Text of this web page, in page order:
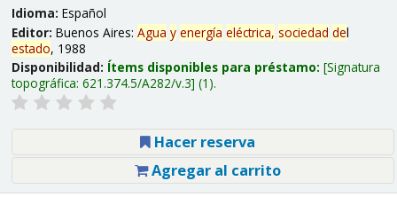
Idioma: Español
Editor: Buenos Aires: Agua y energía eléctrica, sociedad del
estado, 1988
Disponibilidad: Ítems disponibles para préstamo: Signatura
topográfica: 621.374.5/A282/v.3 (1).
Hacer reserva
Agregar al carrito